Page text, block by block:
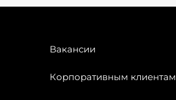
Вакансии
Корпоративным клиентам